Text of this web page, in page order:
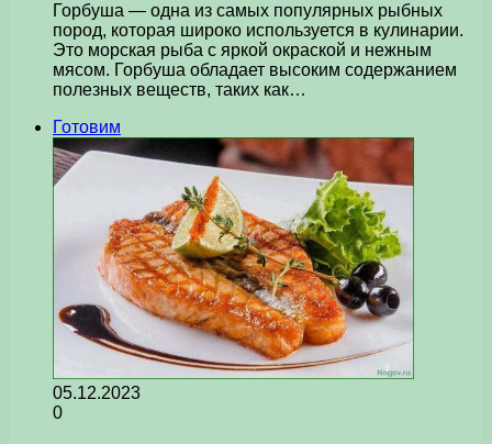
Горбуша — одна из самых популярных рыбных
пород, которая широко используется в кулинарии.
Это морская рыба с яркой окраской и нежным
мясом. Горбуша обладает высоким содержанием
полезных веществ, таких как…
Готовим
05.12.2023
0